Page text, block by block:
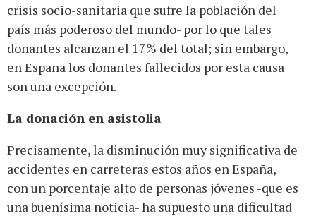
crisis socio-sanitaria que sufre la población del
país más poderoso del mundo- por lo que tales
donantes alcanzan el 17% del total; sin embargo,
en España los donantes fallecidos por esta causa
son una excepción.
La donación en asistolia
Precisamente, la disminución muy significativa de
accidentes en carreteras estos años en España,
con un porcentaje alto de personas jóvenes -que es
una buenísima noticia- ha supuesto una dificultad